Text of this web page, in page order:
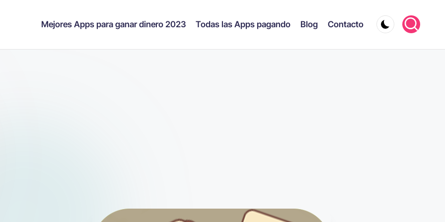
Mejores Apps para ganar dinero 2023 Todas las Apps pagando Blog Contacto